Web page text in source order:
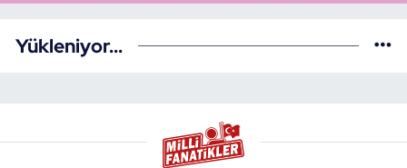
Yükleniyor...